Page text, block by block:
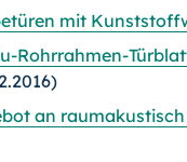
mit
Rohrrahmen-
an